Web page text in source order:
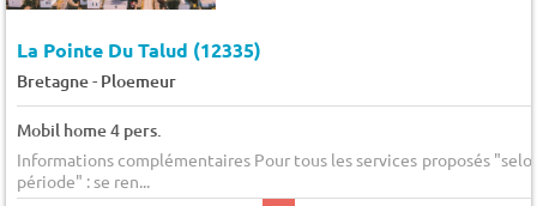
La Pointe Du Talud (12335)
Bretagne- Ploemeur
Mobil home 4 pers.
Informations complémentaires Pour tous les services proposés
période" : se ren...